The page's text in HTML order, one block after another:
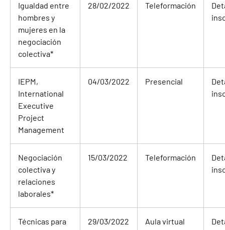
Igualdad entre
hombres y
mujeres en la
negociación
colectiva*
28/02/2022 Teleformación
IEPM,
International
Executive
Project
Management
04/03/2022 Presencial
Negociación
colectiva y
relaciones
laborales*
15/03/2022 Teleformación
Técnicas para
29/03/2022 Aula virtual